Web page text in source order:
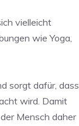
vielleicht
wie Yoga,
sorgt dafür, dass
wird. Damit
Mensch daher